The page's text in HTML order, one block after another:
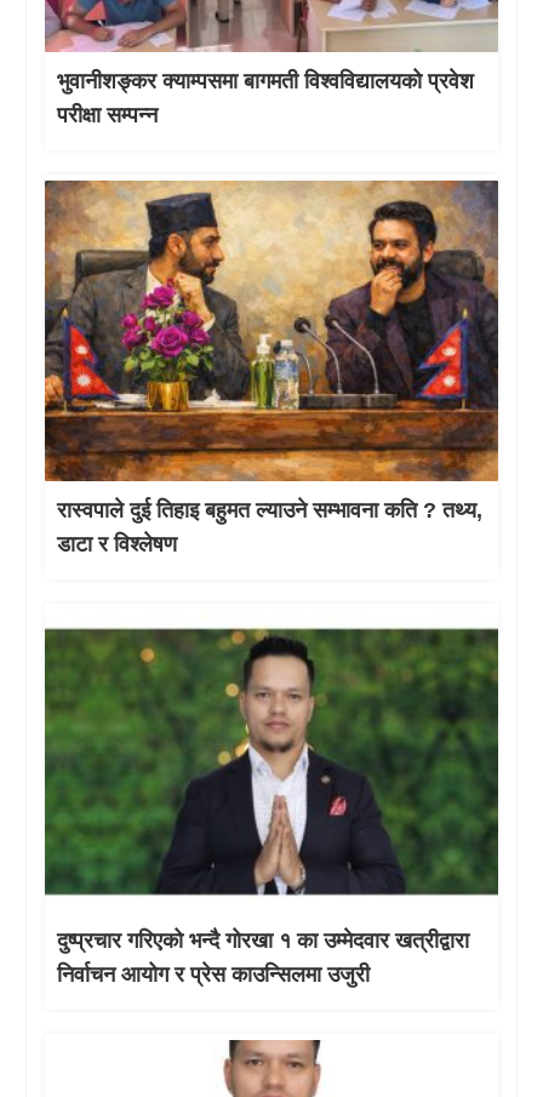
भुवानीशङ्कर क्याम्पसमा बागमती विश्वविद्यालयको प्रवेश
परीक्षा सम्पन्न
रास्वपाले दुई तिहाइ बहुमत ल्याउने सम्भावना कति ? तथ्य,
डाटा र विश्लेषण
दुष्प्रचार गरिएको भन्दै गोरखा १ का उम्मेदवार खत्रीद्वारा
निर्वाचन आयोग र प्रेस काउन्सिलमा उजुरी